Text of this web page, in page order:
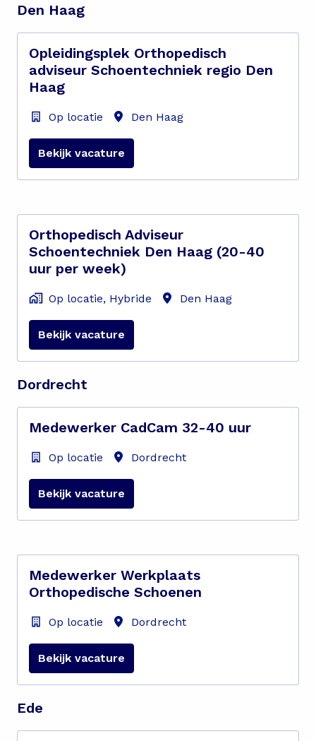
Den Haag
Opleidingsplek Orthopedisch
adviseur Schoentechniek regio Den
Haag
Op locatie Den Haag
Bekijk vacature
Orthopedisch Adviseur
Schoentechniek Den Haag (20-40
uur per week)
Op locatie, Hybride Den Haag
Bekijk vacature
Dordrecht
Medewerker CadCam 32-40 uur
Op locatie Dordrecht
Bekijk vacature
Medewerker Werkplaats
Orthopedische Schoenen
Op locatie Dordrecht
Bekijk vacature
Ede